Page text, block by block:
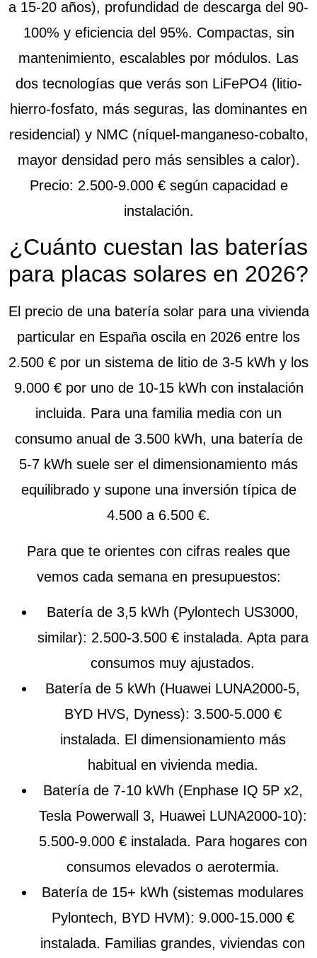
a 15-20 años), profundidad de descarga del 90-
100% y eficiencia del 95%. Compactas, sin
mantenimiento, escalables por módulos. Las
dos tecnologías que verás son LiFePO4 (litio-
hierro-fosfato, más seguras, las dominantes en
residencial) y NMC (níquel-manganeso-cobalto,
mayor densidad pero más sensibles a calor).
Precio: 2.500-9.000 € según capacidad e
instalación.
¿Cuánto cuestan las baterías
para placas solares en 2026?
El precio de una batería solar para una vivienda
particular en España oscila en 2026 entre los
2.500 € por un sistema de litio de 3-5 kWh y los
9.000 € por uno de 10-15 kWh con instalación
incluida. Para una familia media con un
consumo anual de 3.500 kWh, una batería de
5-7 kWh suele ser el dimensionamiento más
equilibrado y supone una inversión típica de
4.500 a 6.500 €.
Para que te orientes con cifras reales que
vemos cada semana en presupuestos:
Batería de 3,5 kWh (Pylontech US3000,
similar): 2.500-3.500 € instalada. Apta para
consumos muy ajustados.
Batería de 5 kWh (Huawei LUNA2000-5,
BYD HVS, Dyness): 3.500-5.000 €
instalada. El dimensionamiento más
habitual en vivienda media.
Batería de 7-10 kWh (Enphase IQ 5P x2,
Tesla Powerwall 3, Huawei LUNA2000-10):
5.500-9.000 € instalada. Para hogares con
consumos elevados o aerotermia.
Batería de 15+ kWh (sistemas modulares
Pylontech, BYD HVM): 9.000-15.000 €
instalada. Familias grandes, viviendas con